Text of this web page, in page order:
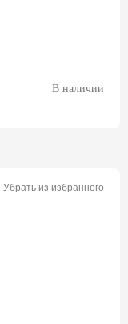
В наличии
Убрать из избранного